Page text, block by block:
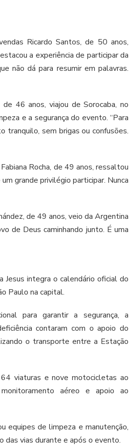
Ricardo Santos, de 50 anos,
a experiência de participar da
não dá para resumir em palavras.
46 anos, viajou de Sorocaba, no
e a segurança do evento. “Para
tranquilo, sem brigas ou confusões.
Rocha, de 49 anos, ressaltou
grande privilégio participar. Nunca
de 49 anos, veio da Argentina
de Deus caminhando junto. É uma
Jesus integra o calendário oficial do
Paulo na capital.
para garantir a segurança, a
contaram com o apoio do
o transporte entre a Estação
viaturas e nove motocicletas ao
aéreo e apoio ao
equipes de limpeza e manutenção,
das vias durante e após o evento.